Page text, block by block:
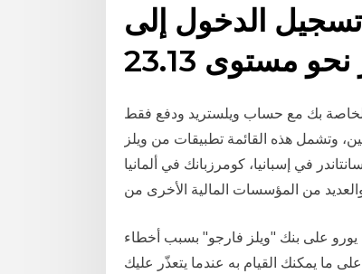
تسجيل الدخول إلى ufx. ويلز فارجو (wfc)
الخاصة بك مع حساب ويلستريد ودفع فقط
وتشمل هذه القائمة تطبيقات من ويلز
في إسبانيا، كومرزبانك في ألمانيا
من المؤسسات المالية الأخرى من
المركزي في أيرلندا بفرض غرامة 5.88 مليون يورو على بنك "ويلز فارجو" بسبب أخطاء
ما يمكنك القيام به عندما يتعذّر عليك